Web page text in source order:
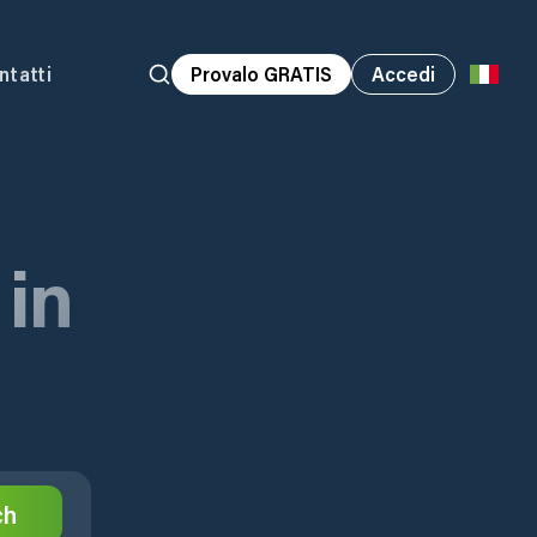
Provalo GRATIS Accedi